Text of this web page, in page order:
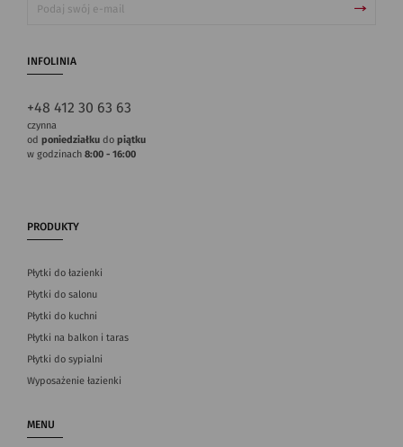
INFOLINIA
+48 412 30 63 63
czynna
od poniedziałku do piątku
w godzinach 8:00 - 16:00
PRODUKTY
Płytki do łazienki
Płytki do salonu
Płytki do kuchni
Płytki na balkon i taras
Płytki do sypialni
Wyposażenie łazienki
MENU